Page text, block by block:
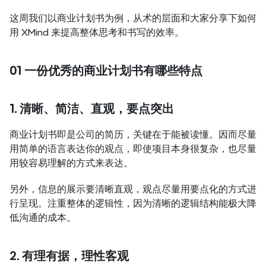
这周我们以商业计划书为例，从术的层面和大家分享下如何
用 XMind 来提高整体思考和书写的效率。
01 一份优秀的商业计划书有哪些特点
1. 清晰、简洁、直观，要点突出
商业计划书即是公司的简历，关键在于能被读懂。因而尽量
用简单的语言表达你的观点，即使项目本身很复杂，也尽量
用较容易理解的方式来表达。
另外，信息的展示要清晰直观，观点尽量用要点化的方式进
行呈现。注重整体的逻辑性，因为清晰的逻辑结构能极大降
低沟通的成本。
2. 有理有据，理性客观